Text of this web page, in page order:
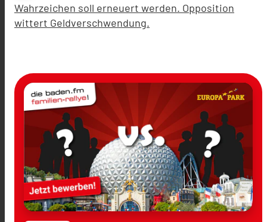
Wahrzeichen soll erneuert werden. Opposition
wittert Geldverschwendung.